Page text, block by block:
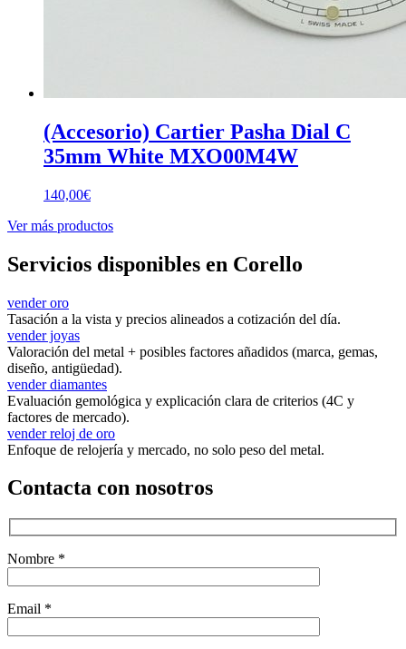
(Accesorio) Cartier Pasha Dial C
35mm White MXO00M4W
140,00€
Ver más productos
Servicios disponibles en Corello
vender oro
Tasación a la vista y precios alineados a cotización del día.
vender joyas
Valoración del metal + posibles factores añadidos (marca, gemas,
diseño, antigüedad).
vender diamantes
Evaluación gemológica y explicación clara de criterios (4C y
factores de mercado).
vender reloj de oro
Enfoque de relojería y mercado, no solo peso del metal.
Contacta con nosotros
Nombre *
Email *